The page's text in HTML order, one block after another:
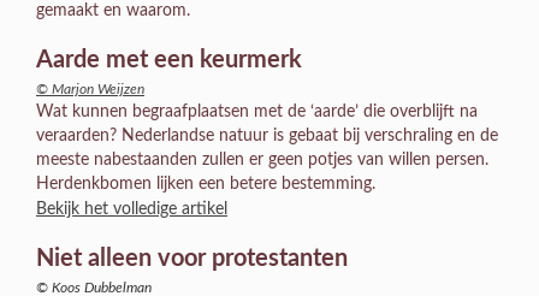
gemaakt en waarom.
Aarde met een keurmerk
© Marjon Weijzen
Wat kunnen begraafplaatsen met de ‘aarde’ die overblijft na
veraarden? Nederlandse natuur is gebaat bij verschraling en de
meeste nabestaanden zullen er geen potjes van willen persen.
Herdenkbomen lijken een betere bestemming.
Bekijk het volledige artikel
Niet alleen voor protestanten
© Koos Dubbelman